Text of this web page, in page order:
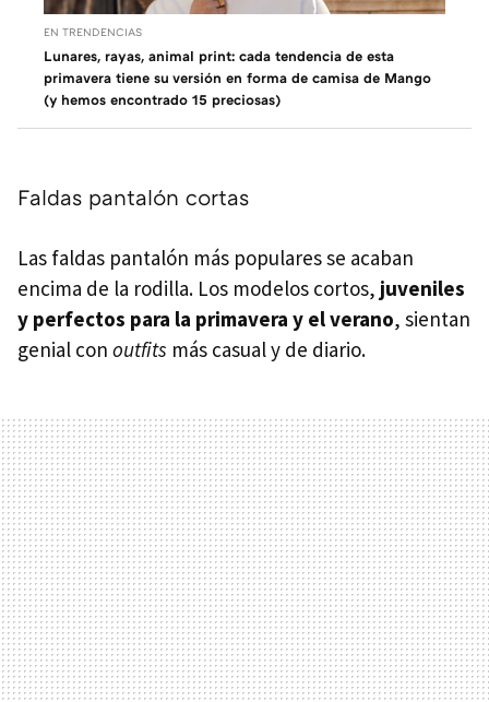
EN TRENDENCIAS
Lunares, rayas, animal print: cada tendencia de esta
primavera tiene su versión en forma de camisa de Mango
(y hemos encontrado 15 preciosas)
Faldas pantalón cortas
Las faldas pantalón más populares se acaban
encima de la rodilla. Los modelos cortos, juveniles
y perfectos para la primavera y el verano, sientan
genial con outfits más casual y de diario.